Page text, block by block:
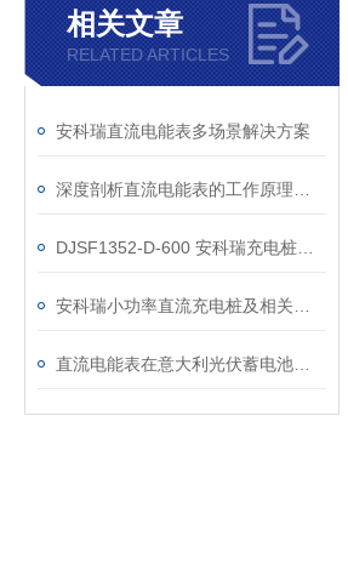
相关文章
RELATED ARTICLES
安科瑞直流电能表多场景解决方案